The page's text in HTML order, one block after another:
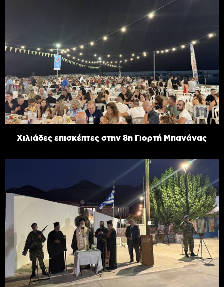
Χιλιάδες επισκέπτες στην 8η Γιορτή Μπανάνας